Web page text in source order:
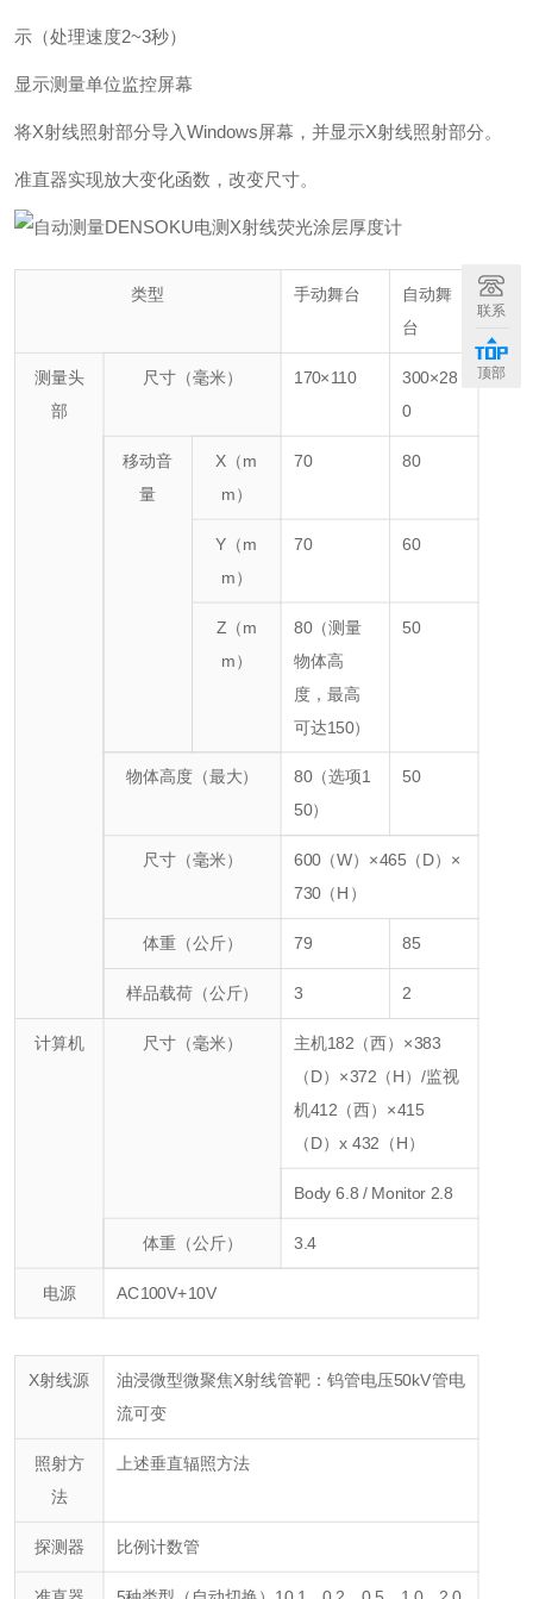
示（处理速度2~3秒）
显示测量单位监控屏幕
将X射线照射部分导入Windows屏幕，并显示X射线照射部分。
准直器实现放大变化函数，改变尺寸。
类型 手动舞台
自动舞
台
测量头
部
尺寸（毫米） 170×110
300×28
0
移动音
量
X（m
m）
70 80
Y（m
m）
70 60
Z（m
m）
80（测量
物体高
度，最高
可达150）
50
物体高度（最大）
80（选项1
50）
50
尺寸（毫米）
600（W）×465（D）×
730（H）
体重（公斤） 79 85
样品载荷（公斤） 3 2
计算机 尺寸（毫米）
主机182（西）×383
（D）×372（H）/监视
机412（西）×415
（D）x 432（H）
Body 6.8 / Monitor 2.8
体重（公斤） 3.4
电源 AC100V+10V
X射线源 油浸微型微聚焦X射线管靶：钨管电压50kV管电
流可变
照射方
法
上述垂直辐照方法
探测器 比例计数管
联系
顶部